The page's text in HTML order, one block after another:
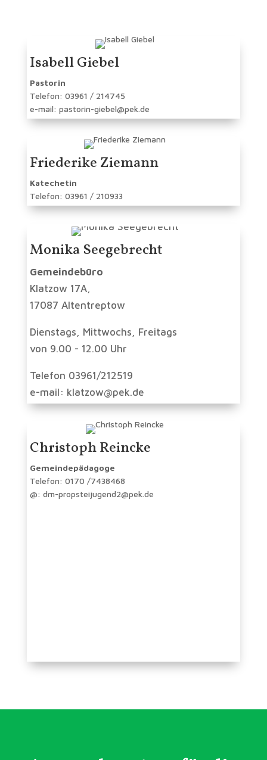
Isabell Giebel
Pastorin
Telefon: 03961 / 214745
e-mail: pastorin-giebel@pek.de
Friederike Ziemann
Katechetin
Telefon: 03961 / 210933
Monika Seegebrecht
Gemeindebüro
Klatzow 17A,
17087 Altentreptow
Dienstags, Mittwochs, Freitags
von 9.00 - 12.00 Uhr
Telefon 03961/212519
e-mail: klatzow@pek.de
Christoph Reincke
Gemeindepädagoge
Telefon: 0170 /7438468
@: dm-propsteijugend2@pek.de